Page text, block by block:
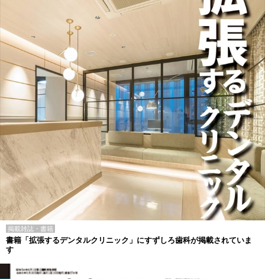
掲載雑誌・書籍
書籍「拡張するデンタルクリニック」にすずしろ歯科が掲載されていま
す